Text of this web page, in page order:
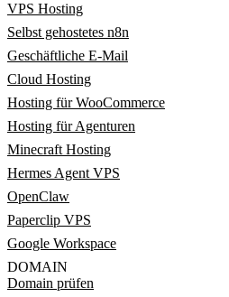
VPS Hosting
Selbst gehostetes n8n
Geschäftliche E-Mail
Cloud Hosting
Hosting für WooCommerce
Hosting für Agenturen
Minecraft Hosting
Hermes Agent VPS
OpenClaw
Paperclip VPS
Google Workspace
DOMAIN
Domain prüfen